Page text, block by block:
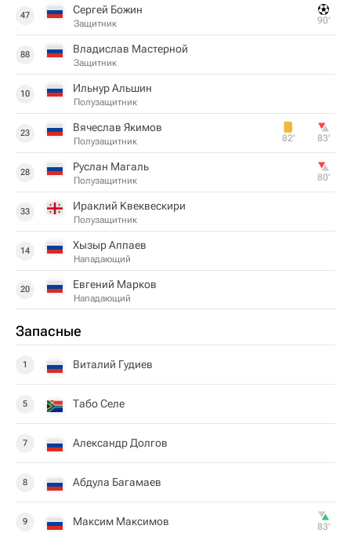
47 Сергей Божин
Защитник 90‎’‎
88 Владислав Мастерной
Защитник
10 Ильнур Альшин
Полузащитник
23 Вячеслав Якимов
Полузащитник 82‎’‎ 83‎’‎
28 Руслан Магаль
Полузащитник 80‎’‎
33 Ираклий Квеквескири
Полузащитник
14 Хызыр Аппаев
Нападающий
20 Евгений Марков
Нападающий
Запасные
1 Виталий Гудиев
5 Табо Селе
7 Александр Долгов
8 Абдула Багамаев
9 Максим Максимов 83‎’‎